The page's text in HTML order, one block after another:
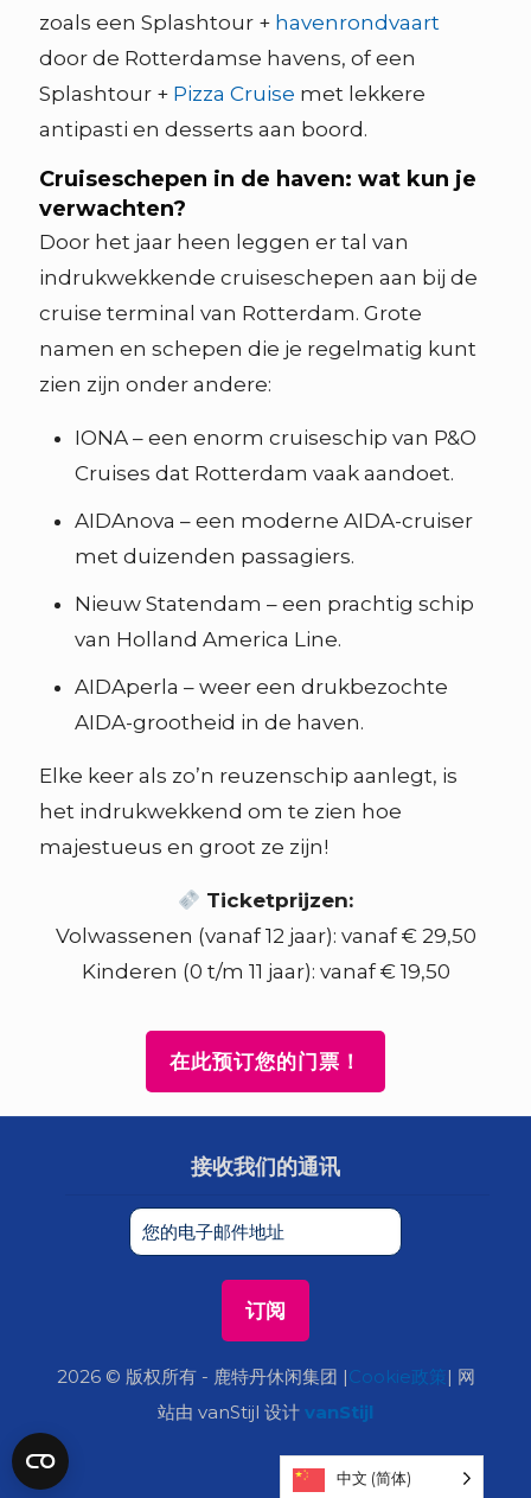
zoals een Splashtour + havenrondvaart
door de Rotterdamse havens, of een
Splashtour + Pizza Cruise met lekkere
antipasti en desserts aan boord.
Cruiseschepen in de haven: wat kun je
verwachten?
Door het jaar heen leggen er tal van
indrukwekkende cruiseschepen aan bij de
cruise terminal van Rotterdam. Grote
namen en schepen die je regelmatig kunt
zien zijn onder andere:
IONA – een enorm cruiseschip van P&O
Cruises dat Rotterdam vaak aandoet.
AIDAnova – een moderne AIDA-cruiser
met duizenden passagiers.
Nieuw Statendam – een prachtig schip
van Holland America Line.
AIDAperla – weer een drukbezochte
AIDA-grootheid in de haven.
Elke keer als zo’n reuzenschip aanlegt, is
het indrukwekkend om te zien hoe
majestueus en groot ze zijn!
Ticketprijzen:
Volwassenen (vanaf 12 jaar): vanaf € 29,50
Kinderen (0 t/m 11 jaar): vanaf € 19,50
在此预订您的门票！
接收我们的通讯
2026 © 版权所有 - 鹿特丹休闲集团 |Cookie政策 | 网
站由 vanStijl 设计 vanStijl
中文 (简体)